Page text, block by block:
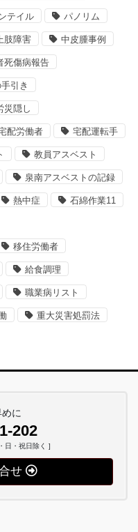
テイル パノリム
肢障害 中皮腫事例
死傷病報告
引き
災隠し
配労働者 宅配運転手
教員アスベスト
泉南アスベストの記録
熱中症 石綿作業11
移住労働者
給食調理
職業病リスト
重大災害処罰法
に
202
日・祝日除く ]
せ